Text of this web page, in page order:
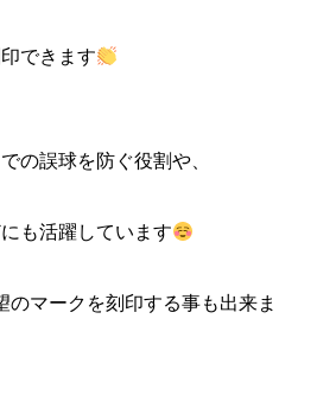
できます
の誤球を防ぐ役割や、
も活躍しています
のマークを刻印する事も出来ま